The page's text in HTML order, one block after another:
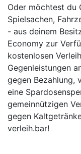
Oder möchtest du
Spielsachen,
- aus deinem
Economy zur
kostenlosen
Gegenleistungen
gegen Bezahlung,
eine
gemeinnützigen
gegen
verleih.bar!